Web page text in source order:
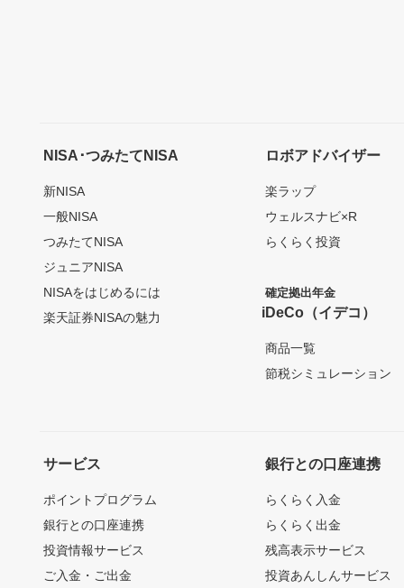
NISA･つみたてNISA
新NISA
一般NISA
つみたてNISA
ジュニアNISA
NISAをはじめるには
楽天証券NISAの魅力
ロボアドバイザー
楽ラップ
ウェルスナビ×R
らくらく投資
確定拠出年金
iDeCo（イデコ）
商品一覧
節税シミュレーション
サービス
ポイントプログラム
銀行との口座連携
投資情報サービス
ご入金・ご出金
銀行との口座連携
らくらく入金
らくらく出金
残高表示サービス
投資あんしんサービス